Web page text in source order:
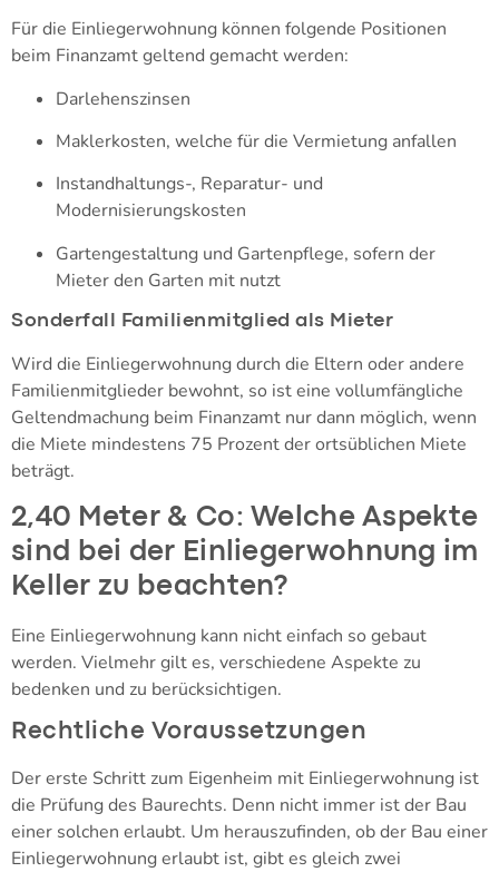
Für die Einliegerwohnung können folgende Positionen
beim Finanzamt geltend gemacht werden:
Darlehenszinsen
Maklerkosten, welche für die Vermietung anfallen
Instandhaltungs-, Reparatur- und
Modernisierungskosten
Gartengestaltung und Gartenpflege, sofern der
Mieter den Garten mit nutzt
Sonderfall Familienmitglied als Mieter
Wird die Einliegerwohnung durch die Eltern oder andere
Familienmitglieder bewohnt, so ist eine vollumfängliche
Geltendmachung beim Finanzamt nur dann möglich, wenn
die Miete mindestens 75 Prozent der ortsüblichen Miete
beträgt.
2,40 Meter & Co: Welche Aspekte
sind bei der Einliegerwohnung im
Keller zu beachten?
Eine Einliegerwohnung kann nicht einfach so gebaut
werden. Vielmehr gilt es, verschiedene Aspekte zu
bedenken und zu berücksichtigen.
Rechtliche Voraussetzungen
Der erste Schritt zum Eigenheim mit Einliegerwohnung ist
die Prüfung des Baurechts. Denn nicht immer ist der Bau
einer solchen erlaubt. Um herauszufinden, ob der Bau einer
Einliegerwohnung erlaubt ist, gibt es gleich zwei